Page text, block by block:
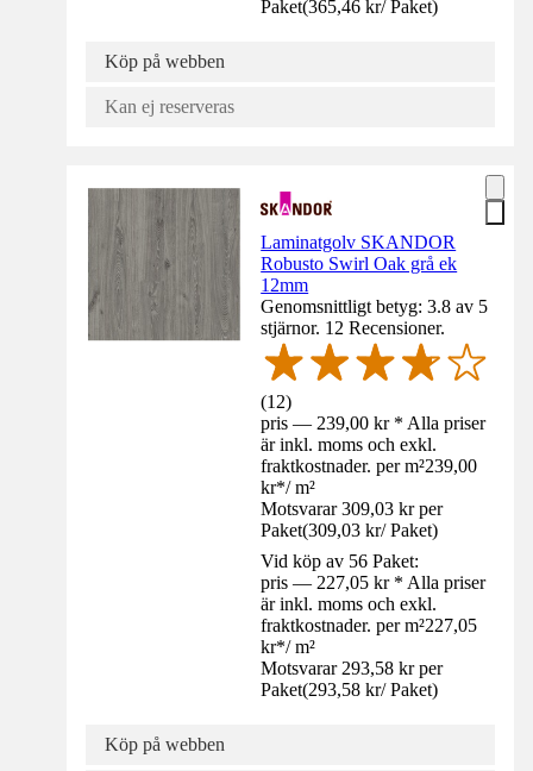
Paket(365,46 kr/ Paket)
Köp på webben
Kan ej reserveras
Laminatgolv SKANDOR
Robusto Swirl Oak grå ek
12mm
Genomsnittligt betyg: 3.8 av 5
stjärnor. 12 Recensioner.
(12)
pris — 239,00 kr * Alla priser
är inkl. moms och exkl.
fraktkostnader. per m²239,00
kr*/ m²
Motsvarar 309,03 kr per
Paket(309,03 kr/ Paket)
Vid köp av 56 Paket:
pris — 227,05 kr * Alla priser
är inkl. moms och exkl.
fraktkostnader. per m²227,05
kr*/ m²
Motsvarar 293,58 kr per
Paket(293,58 kr/ Paket)
Köp på webben